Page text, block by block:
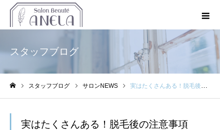
スタッフブログ
スタッフブログ サロンNEWS 実はたくさんある！脱毛後の注意事項
実はたくさんある！脱毛後の注意事項